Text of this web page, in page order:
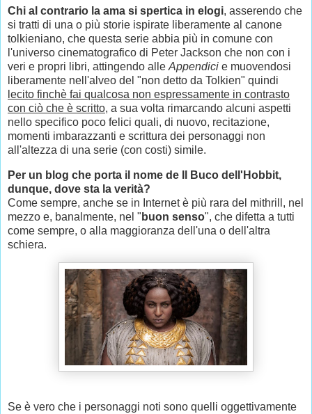
Chi al contrario la ama si spertica in elogi, asserendo che
si tratti di una o più storie ispirate liberamente al canone
tolkieniano, che questa serie abbia più in comune con
l'universo cinematografico di Peter Jackson che non con i
veri e propri libri, attingendo alle Appendici e muovendosi
liberamente nell'alveo del "non detto da Tolkien" quindi
lecito finchè fai qualcosa non espressamente in contrasto
con ciò che è scritto, a sua volta rimarcando alcuni aspetti
nello specifico poco felici quali, di nuovo, recitazione,
momenti imbarazzanti e scrittura dei personaggi non
all'altezza di una serie (con costi) simile.
Per un blog che porta il nome de Il Buco dell'Hobbit,
dunque, dove sta la verità?
Come sempre, anche se in Internet è più rara del mithrill, nel
mezzo e, banalmente, nel " buon senso", che difetta a tutti
come sempre, o alla maggioranza dell'una o dell'altra
schiera.
Se è vero che i personaggi noti sono quelli oggettivamente